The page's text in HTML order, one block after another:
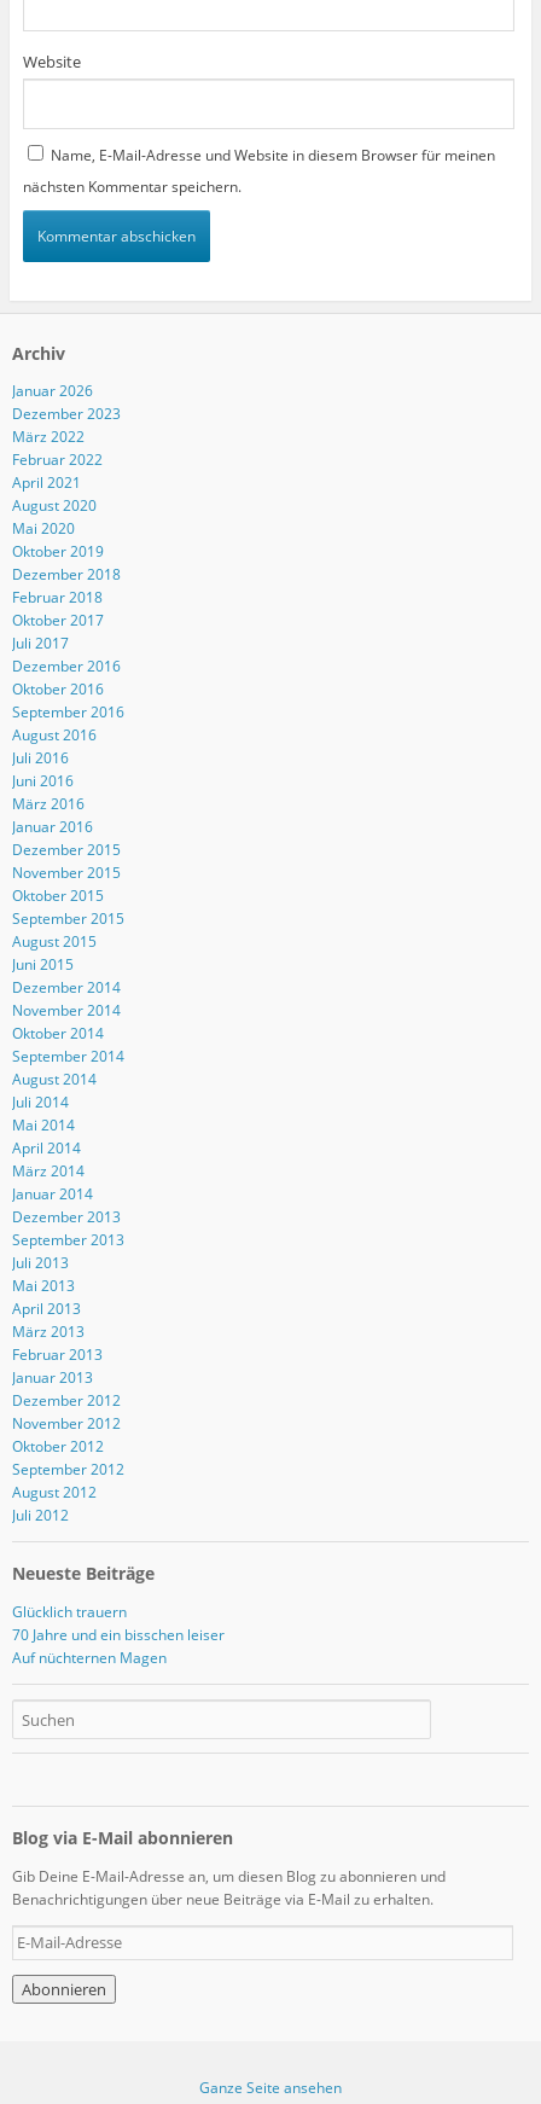
Website
Name, E-Mail-Adresse und Website in diesem Browser für meinen
nächsten Kommentar speichern.
Archiv
Januar 2026
Dezember 2023
März 2022
Februar 2022
April 2021
August 2020
Mai 2020
Oktober 2019
Dezember 2018
Februar 2018
Oktober 2017
Juli 2017
Dezember 2016
Oktober 2016
September 2016
August 2016
Juli 2016
Juni 2016
März 2016
Januar 2016
Dezember 2015
November 2015
Oktober 2015
September 2015
August 2015
Juni 2015
Dezember 2014
November 2014
Oktober 2014
September 2014
August 2014
Juli 2014
Mai 2014
April 2014
März 2014
Januar 2014
Dezember 2013
September 2013
Juli 2013
Mai 2013
April 2013
März 2013
Februar 2013
Januar 2013
Dezember 2012
November 2012
Oktober 2012
September 2012
August 2012
Juli 2012
Neueste Beiträge
Glücklich trauern
70 Jahre und ein bisschen leiser
Auf nüchternen Magen
Blog via E-Mail abonnieren
Gib Deine E-Mail-Adresse an, um diesen Blog zu abonnieren und
Benachrichtigungen über neue Beiträge via E-Mail zu erhalten.
E
-
M
a
Ganze Seite ansehen